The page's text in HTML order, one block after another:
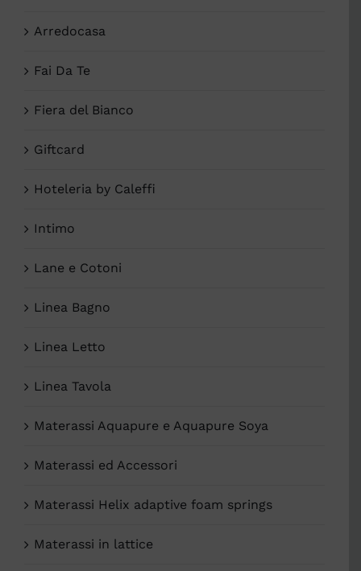
Arredocasa
Fai Da Te
Fiera del Bianco
Giftcard
Hoteleria by Caleffi
Intimo
Lane e Cotoni
Linea Bagno
Linea Letto
Linea Tavola
Materassi Aquapure e Aquapure Soya
Materassi ed Accessori
Materassi Helix adaptive foam springs
Materassi in lattice